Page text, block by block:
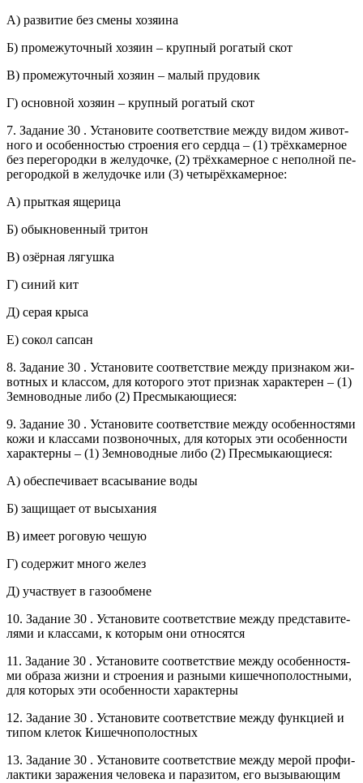
А) раз­ви­тие без смены хо­зя­и­на
Б) про­ме­жу­точ­ный хо­зя­ин – круп­ный ро­га­тый скот
В) про­ме­жу­точ­ный хо­зя­ин – малый пру­до­вик
Г) ос­нов­ной хо­зя­ин – круп­ный ро­га­тый скот
7. За­да­ние 30 . Уста­но­ви­те со­от­вет­ствие между видом жи­вот­
но­го и осо­бен­но­стью стро­е­ния его серд­ца – (1) трёхка­мер­ное
без пе­ре­го­род­ки в же­лу­доч­ке, (2) трёхка­мер­ное с не­пол­ной пе­
ре­го­род­кой в же­лу­доч­ке или (3) четырёхка­мер­ное:
А) прыт­кая яще­ри­ца
Б) обык­но­вен­ный три­тон
В) озёрная ля­гуш­ка
Г) синий кит
Д) серая крыса
Е) сокол сап­сан
8. За­да­ние 30 . Уста­но­ви­те со­от­вет­ствие между при­зна­ком жи­
вот­ных и клас­сом, для ко­то­ро­го этот при­знак ха­рак­те­рен – (1)
Зем­но­вод­ные либо (2) Пре­смы­ка­ю­щи­е­ся:
9. За­да­ние 30 . Уста­но­ви­те со­от­вет­ствие между осо­бен­но­стя­ми
кожи и клас­са­ми по­зво­ноч­ных, для ко­то­рых эти осо­бен­но­сти
ха­рак­тер­ны – (1) Зем­но­вод­ные либо (2) Пре­смы­ка­ю­щи­е­ся:
А) обес­пе­чи­ва­ет вса­сы­ва­ние воды
Б) за­щи­ща­ет от вы­сы­ха­ния
В) имеет ро­го­вую чешую
Г) со­дер­жит много желез
Д) участ­ву­ет в га­зо­об­ме­не
10. За­да­ние 30 . Уста­но­ви­те со­от­вет­ствие между пред­ста­ви­те­
ля­ми и клас­са­ми, к ко­то­рым они от­но­сят­ся
11. За­да­ние 30 . Уста­но­ви­те со­от­вет­ствие между осо­бен­но­стя­
ми об­ра­за жизни и стро­е­ния и раз­ны­ми ки­шеч­но­по­лост­ны­ми,
для ко­то­рых эти осо­бен­но­сти ха­рак­тер­ны
12. За­да­ние 30 . Уста­но­ви­те со­от­вет­ствие между функ­ци­ей и
типом кле­ток Ки­шеч­но­по­лост­ных
13. За­да­ние 30 . Уста­но­ви­те со­от­вет­ствие между мерой про­фи­
лак­ти­ки за­ра­же­ния че­ло­ве­ка и па­ра­зи­том, его вы­зы­ва­ю­щим